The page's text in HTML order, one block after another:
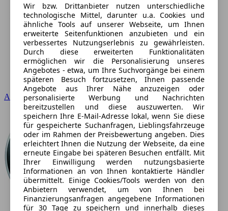
Audi
Wir bzw. Drittanbieter nutzen unterschiedliche
technologische Mittel, darunter u.a. Cookies und
ähnliche Tools auf unserer Webseite, um Ihnen
erweiterte Seitenfunktionen anzubieten und ein
verbessertes Nutzungserlebnis zu gewährleisten.
Durch diese erweiterten Funktionalitäten
ermöglichen wir die Personalisierung unseres
Angebotes - etwa, um Ihre Suchvorgänge bei einem
späteren Besuch fortzusetzen, Ihnen passende
Angebote aus Ihrer Nähe anzuzeigen oder
personalisierte Werbung und Nachrichten
bereitzustellen und diese auszuwerten. Wir
speichern Ihre E-Mail-Adresse lokal, wenn Sie diese
für gespeicherte Suchanfragen, Lieblingsfahrzeuge
oder im Rahmen der Preisbewertung angeben. Dies
erleichtert Ihnen die Nutzung der Webseite, da eine
erneute Eingabe bei späteren Besuchen entfällt. Mit
Ihrer Einwilligung werden nutzungsbasierte
Informationen an von Ihnen kontaktierte Händler
übermittelt. Einige Cookies/Tools werden von den
Anbietern verwendet, um von Ihnen bei
Finanzierungsanfragen angegebene Informationen
für 30 Tage zu speichern und innerhalb dieses